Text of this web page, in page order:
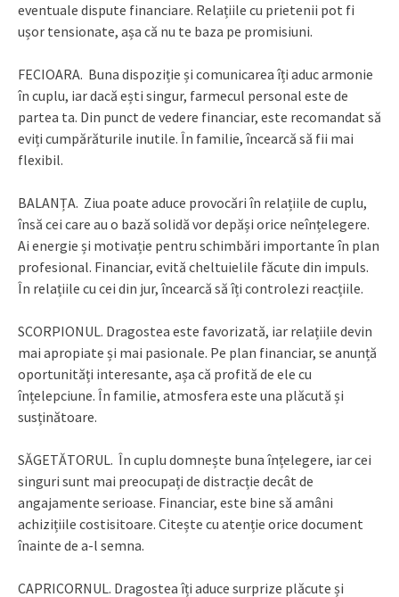
eventuale dispute financiare. Relațiile cu prietenii pot fi
ușor tensionate, așa că nu te baza pe promisiuni.
FECIOARA. Buna dispoziție și comunicarea îți aduc armonie
în cuplu, iar dacă ești singur, farmecul personal este de
partea ta. Din punct de vedere financiar, este recomandat să
eviți cumpărăturile inutile. În familie, încearcă să fii mai
flexibil.
BALANȚA. Ziua poate aduce provocări în relațiile de cuplu,
însă cei care au o bază solidă vor depăși orice neînțelegere.
Ai energie și motivație pentru schimbări importante în plan
profesional. Financiar, evită cheltuielile făcute din impuls.
În relațiile cu cei din jur, încearcă să îți controlezi reacțiile.
SCORPIONUL. Dragostea este favorizată, iar relațiile devin
mai apropiate și mai pasionale. Pe plan financiar, se anunță
oportunități interesante, așa că profită de ele cu
înțelepciune. În familie, atmosfera este una plăcută și
susținătoare.
SĂGETĂTORUL. În cuplu domnește buna înțelegere, iar cei
singuri sunt mai preocupați de distracție decât de
angajamente serioase. Financiar, este bine să amâni
achizițiile costisitoare. Citește cu atenție orice document
înainte de a-l semna.
CAPRICORNUL. Dragostea îți aduce surprize plăcute și